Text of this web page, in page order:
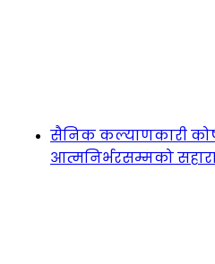
सैनिक कल्याणकारी कोषः
आत्मनिर्भरसम्मको